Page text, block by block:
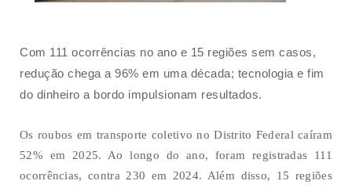
Com 111 ocorrências no ano e 15 regiões sem casos,
redução chega a 96% em uma década; tecnologia e fim
do dinheiro a bordo impulsionam resultados.
Os roubos em transporte coletivo no Distrito Federal caíram
52% em 2025. Ao longo do ano, foram registradas 111
ocorrências, contra 230 em 2024. Além disso, 15 regiões